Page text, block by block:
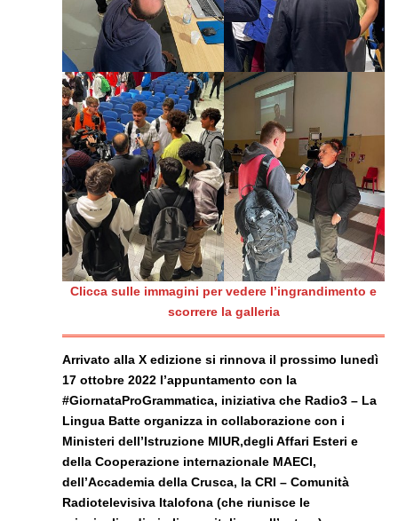
Clicca sulle immagini per vedere l’ingrandimento e
scorrere la galleria
Arrivato alla X edizione si rinnova il prossimo lunedì
17 ottobre 2022 l’appuntamento con la
#GiornataProGrammatica, iniziativa che Radio3 – La
Lingua Batte organizza in collaborazione con i
Ministeri dell’Istruzione MIUR,degli Affari Esteri e
della Cooperazione internazionale MAECI,
dell’Accademia della Crusca, la CRI – Comunità
Radiotelevisiva Italofona (che riunisce le